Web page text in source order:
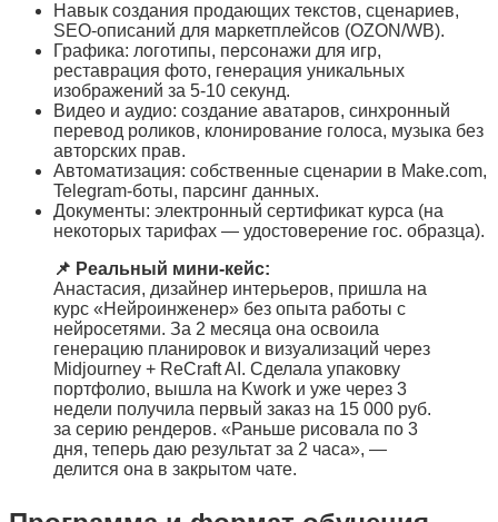
Навык создания продающих текстов, сценариев,
SEO-описаний для маркетплейсов (OZON/WB).
Графика: логотипы, персонажи для игр,
реставрация фото, генерация уникальных
изображений за 5-10 секунд.
Видео и аудио: создание аватаров, синхронный
перевод роликов, клонирование голоса, музыка без
авторских прав.
Автоматизация: собственные сценарии в Make.com,
Telegram-боты, парсинг данных.
Документы: электронный сертификат курса (на
некоторых тарифах — удостоверение гос. образца).
📌 Реальный мини-кейс:
Анастасия, дизайнер интерьеров, пришла на
курс «Нейроинженер» без опыта работы с
нейросетями. За 2 месяца она освоила
генерацию планировок и визуализаций через
Midjourney + ReCraft AI. Сделала упаковку
портфолио, вышла на Kwork и уже через 3
недели получила первый заказ на 15 000 руб.
за серию рендеров. «Раньше рисовала по 3
дня, теперь даю результат за 2 часа», —
делится она в закрытом чате.